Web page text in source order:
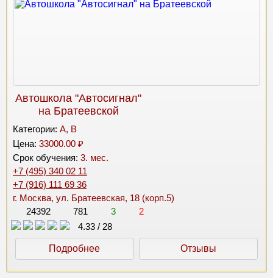
Автошкола "Автосигнал"
на Братеевской
Категории: A, B
Цена: 33000.00 ₽
Срок обучения: 3. мес.
+7 (495) 340 02 11
+7 (916) 111 69 36
г. Москва, ул. Братеевская, 18 (корп.5)
24392
781 3
2
4.33 / 28
Подробнее Отзывы